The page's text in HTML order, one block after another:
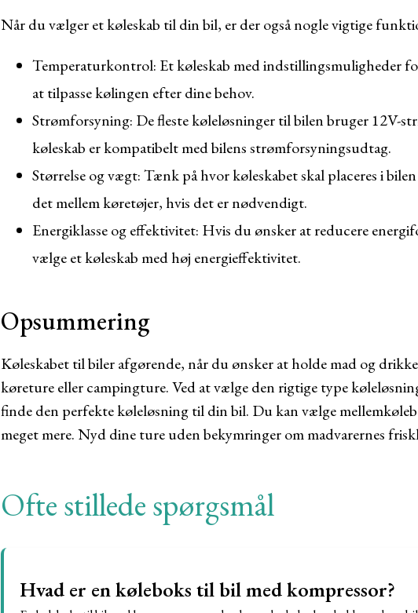
Når du vælger et køleskab til din bil, er der også nogle vigtige
Temperaturkontrol: Et køleskab med indstillingsmuligheder
at tilpasse kølingen efter dine behov.
Strømforsyning: De fleste køleløsninger til bilen bruger 12V-
køleskab er kompatibelt med bilens strømforsyningsudtag.
Størrelse og vægt: Tænk på hvor køleskabet skal placeres i
det mellem køretøjer, hvis det er nødvendigt.
Energiklasse og effektivitet: Hvis du ønsker at reducere
vælge et køleskab med høj energieffektivitet.
Opsummering
Køleskabet til biler afgørende, når du ønsker at holde mad og
køreture eller campingture. Ved at vælge den rigtige type
finde den perfekte køleløsning til din bil. Du kan vælge mellem
meget mere. Nyd dine ture uden bekymringer om madvarernes
Ofte stillede spørgsmål
Hvad er en køleboks til bil med kompressor?